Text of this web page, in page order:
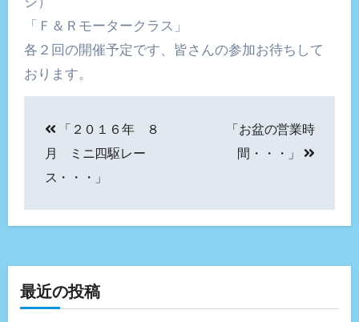
「Ｆ＆Ｒモータークラス」
各２回の開催予定です、皆さんの参加お待ちして
おります。
稿
ナ
ビ
シ
「２０１６年 ８
月 ミニ四駆レー
ス・・・」
「お盆の営業時
間・・・」
最近の投稿